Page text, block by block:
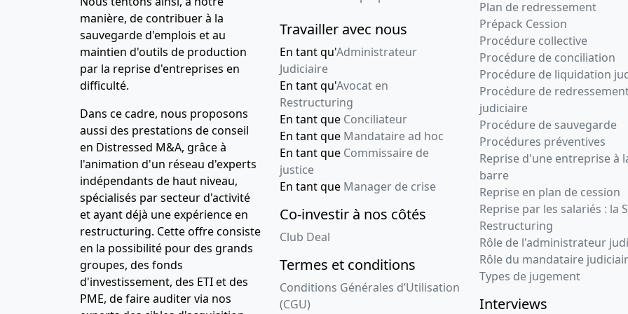
manière, de contribuer à la
sauvegarde d'emplois et au
maintien d'outils de production
par la reprise d'entreprises en
difficulté.
Dans ce cadre, nous proposons
aussi des prestations de conseil
en Distressed M&A, grâce à
l'animation d'un réseau d'experts
indépendants de haut niveau,
spécialisés par secteur d'activité
et ayant déjà une expérience en
restructuring. Cette offre consiste
en la possibilité pour des grands
groupes, des fonds
d'investissement, des ETI et des
PME, de faire auditer via nos
Travailler avec nous
En tant qu'Administrateur
Judiciaire
En tant qu'Avocat en
Restructuring
En tant que Conciliateur
En tant que Mandataire ad hoc
En tant que Commissaire de
justice
En tant que Manager de crise
Co-investir à nos côtés
Club Deal
Termes et conditions
Conditions Générales d’Utilisation
(CGU)
Plan de redressement
Prépack Cession
Procédure collective
Procédure de conciliation
Procédure de liquidation
Procédure de
judiciaire
Procédure de sauvegarde
Procédures préventives
Reprise d'une entreprise à
barre
Reprise en plan de cession
Reprise par les salariés : la
Restructuring
Rôle de l'administrateur
Rôle du mandataire
Types de jugement
Interviews